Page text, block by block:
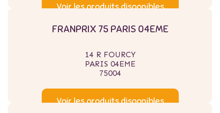
Voir les produits disponibles
FRANPRIX 75 PARIS 04EME
14 R FOURCY
PARIS 04EME
75004
Voir les produits disponibles